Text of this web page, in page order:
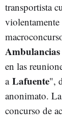
transportista
en las
a Lafuente",
anonimato.
concurso de